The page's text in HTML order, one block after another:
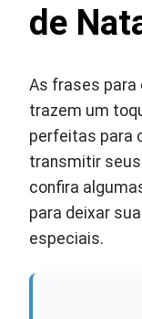
de
As frases para
trazem um
perfeitas para
transmitir
confira
para deixar
especiais.